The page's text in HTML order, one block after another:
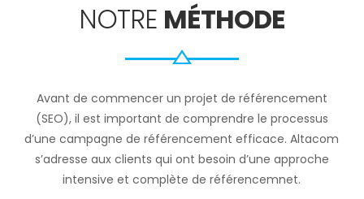
NOTRE MÉTHODE
Avant de commencer un projet de référencement
(SEO), il est important de comprendre le processus
d’une campagne de référencement efficace. Altacom
s’adresse aux clients qui ont besoin d’une approche
intensive et complète de référencemnet.